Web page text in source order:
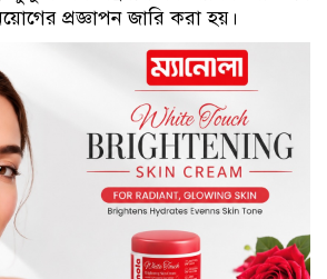
প্রজ্ঞাপন জারি করা হয়।